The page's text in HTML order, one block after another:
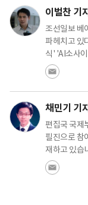
이벌찬 기
조선일보 베
파헤치고 있
식' 'AI소사
채민기 기
편집국 국제
필진으로 참
재하고 있습